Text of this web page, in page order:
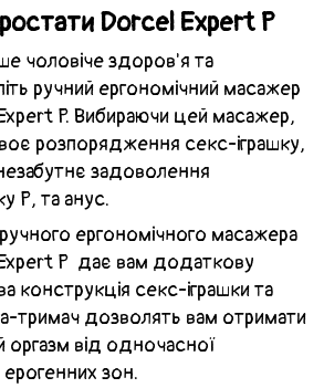
Dorcel Expert P
чоловіче здоров'я та
ручний ергономічний масажер
P. Вибираючи цей масажер,
розпорядження секс-іграшку,
задоволення
P, та анус.
ергономічного масажера
P дає вам додаткову
конструкція секс-іграшки та
тримач дозволять вам отримати
оргазм від одночасної
ерогенних зон.